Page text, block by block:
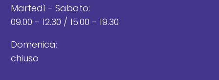
Martedì - Sabato:
09.00 - 12.30 / 15.00 - 19.30
Domenica:
chiuso